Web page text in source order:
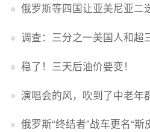
俄罗斯等四国让亚美尼亚二选一
调查：三分之一美国人和超三分之一加拿
稳了！三天后油价要变！
演唱会的风，吹到了中老年
俄罗斯“终结者”战车更名“斯皮里顿”：寓意强大